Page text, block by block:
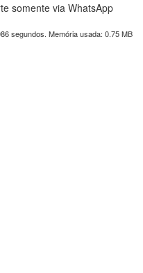
somente via WhatsApp
segundos. Memória usada: 0.75 MB